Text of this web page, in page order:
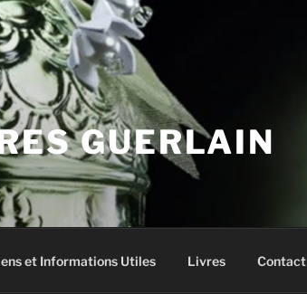
GUERLAIN
et Informations Utiles Livres Contact